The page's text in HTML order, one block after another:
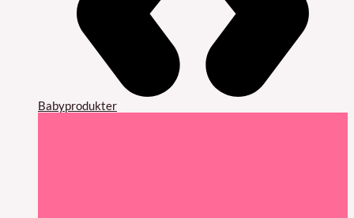
Babyprodukter